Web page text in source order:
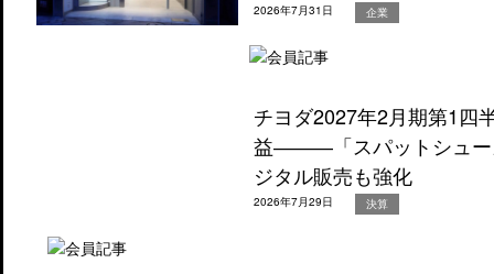
2026年7月31日 企業
チヨダ2027年2月期第1四
益―――「スパットシュー
ジタル販売も強化
2026年7月29日 決算